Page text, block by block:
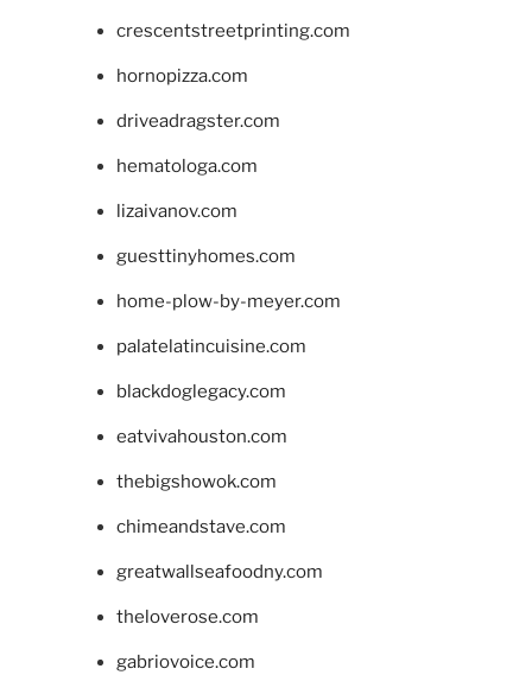
crescentstreetprinting.com
hornopizza.com
driveadragster.com
hematologa.com
lizaivanov.com
guesttinyhomes.com
home-plow-by-meyer.com
palatelatincuisine.com
blackdoglegacy.com
eatvivahouston.com
thebigshowok.com
chimeandstave.com
greatwallseafoodny.com
theloverose.com
gabriovoice.com